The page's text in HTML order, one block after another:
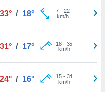
33° / 18° 7- 22
km/h
31° / 17° 18- 35
km/h
24° / 16° 15- 34
km/h